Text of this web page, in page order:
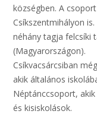
községben. A
Csíkszentmihályon
néhány tagja felcsíki
(Magyarországon).
Csíkvacsárcsiban
akik általános
Néptánccsoport,
és kisiskolások.